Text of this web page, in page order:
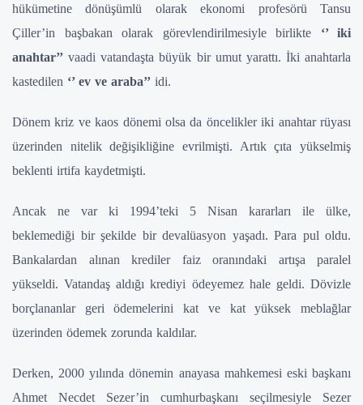
hükümetine dönüşümlü olarak ekonomi profesörü Tansu
Çiller’in başbakan olarak görevlendirilmesiyle birlikte ‘’ iki
anahtar’’ vaadi vatandaşta büyük bir umut yarattı. İki anahtarla
kastedilen ‘’ ev ve araba’’ idi.
Dönem kriz ve kaos dönemi olsa da öncelikler iki anahtar rüyası
üzerinden nitelik değişikliğine evrilmişti. Artık çıta yükselmiş
beklenti irtifa kaydetmişti.
Ancak ne var ki 1994’teki 5 Nisan kararları ile ülke,
beklemediği bir şekilde bir devalüasyon yaşadı. Para pul oldu.
Bankalardan alınan krediler faiz oranındaki artışa paralel
yükseldi. Vatandaş aldığı krediyi ödeyemez hale geldi. Dövizle
borçlananlar geri ödemelerini kat ve kat yüksek meblağlar
üzerinden ödemek zorunda kaldılar.
Derken, 2000 yılında dönemin anayasa mahkemesi eski başkanı
Ahmet Necdet Sezer’in cumhurbaşkanı seçilmesiyle Sezer